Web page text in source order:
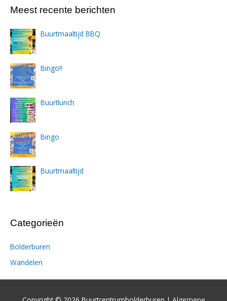
Meest recente berichten
Buurtmaaltijd BBQ
Bingo!!
Buurtlunch
Bingo
Buurtmaaltijd
Categorieën
Bolderburen
Wandelen